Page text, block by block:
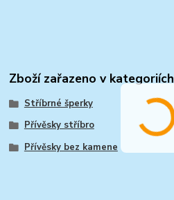
Zboží zařazeno v kategoriích
Stříbrné šperky
Přívěsky stříbro
Přívěsky bez kamene